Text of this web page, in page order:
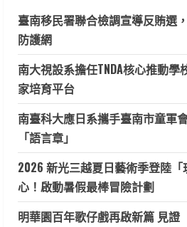
臺南移民署聯合檢調宣導反賄選
防護網
南大視設系擔任TNDA核心推動
家培育平台
南臺科大應日系攜手臺南市童軍
「語言章」
2026 新光三越夏日藝術季登陸
心！啟動暑假最棒冒險計劃
明華園百年歌仔戲再啟新篇 見證